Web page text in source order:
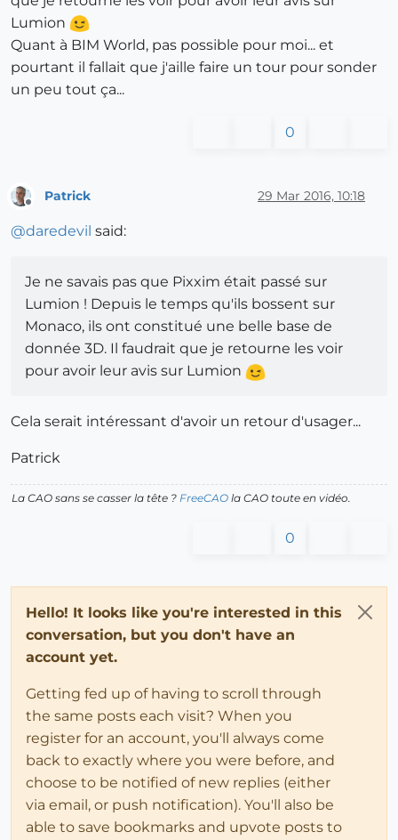
Lumion
Quant à BIM World, pas possible pour moi... et
pourtant il fallait que j'aille faire un tour pour sonder
un peu tout ça...
0
Patrick 29 Mar 2016, 10:18
@daredevil said:
Je ne savais pas que Pixxim était passé sur
Lumion ! Depuis le temps qu'ils bossent sur
Monaco, ils ont constitué une belle base de
donnée 3D. Il faudrait que je retourne les voir
pour avoir leur avis sur Lumion
Cela serait intéressant d'avoir un retour d'usager...
Patrick
La CAO sans se casser la tête ? FreeCAO la CAO toute en vidéo.
0
Hello! It looks like you're interested in this
conversation, but you don't have an
account yet.
Getting fed up of having to scroll through
the same posts each visit? When you
register for an account, you'll always come
back to exactly where you were before, and
choose to be notified of new replies (either
via email, or push notification). You'll also be
able to save bookmarks and upvote posts to